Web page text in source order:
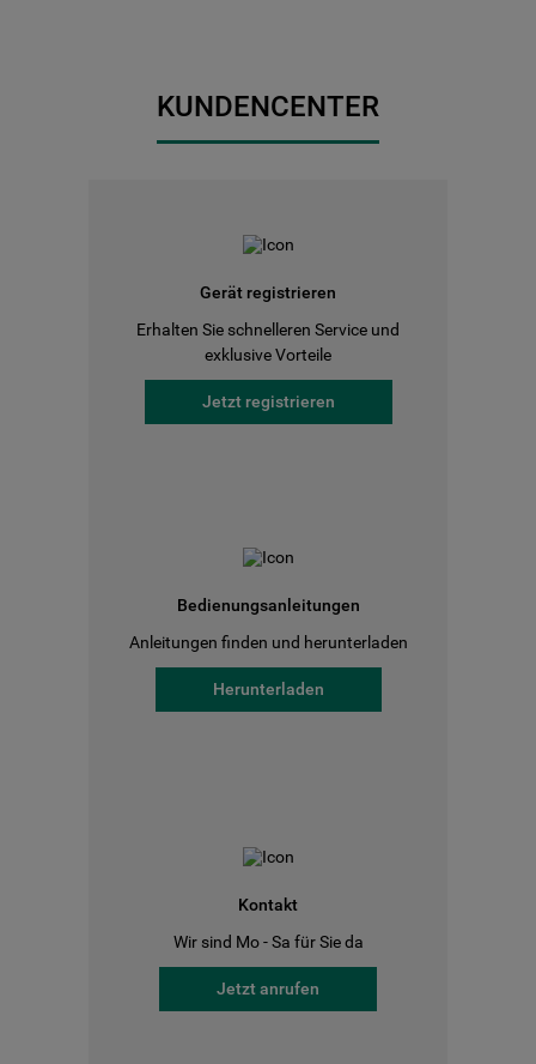
KUNDENCENTER
Gerät registrieren
Erhalten Sie schnelleren Service und
exklusive Vorteile
Jetzt registrieren
Bedienungsanleitungen
Anleitungen finden und herunterladen
Herunterladen
Kontakt
Wir sind Mo - Sa für Sie da
Jetzt anrufen